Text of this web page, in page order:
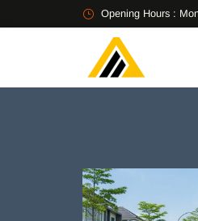
Opening Hours :